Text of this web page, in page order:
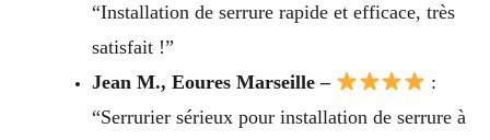
“Installation de serrure rapide et efficace, très
satisfait !”
Jean M., Eoures Marseille –
:
“Serrurier sérieux pour installation de serrure à